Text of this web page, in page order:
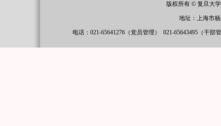
版权所有 © 复旦大
地址：上海市
电话：021-65641276（党员管理） 021-65643495（干部